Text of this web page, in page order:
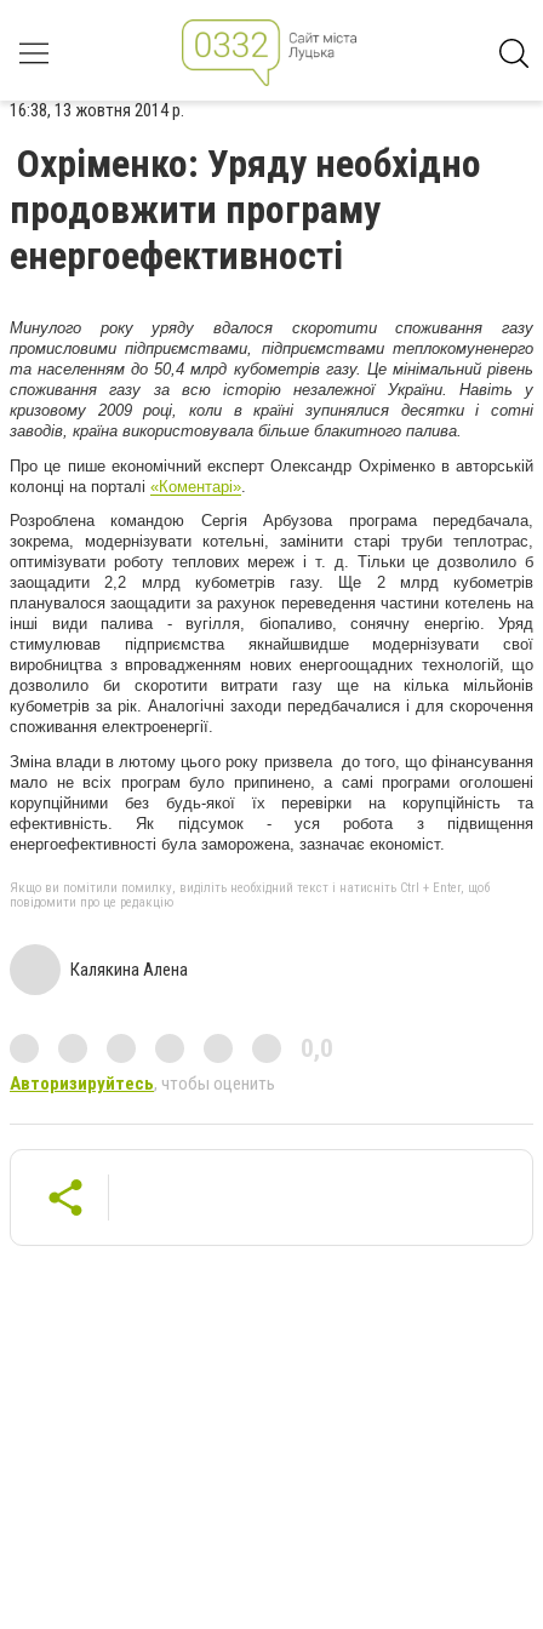
16:38, 13 жовтня 2014 р.
Охріменко: Уряду необхідно
продовжити програму
енергоефективності
Минулого року уряду вдалося скоротити споживання газу
промисловими підприємствами, підприємствами теплокомуненерго
та населенням до 50,4 млрд кубометрів газу. Це мінімальний рівень
споживання газу за всю історію незалежної України. Навіть у
кризовому 2009 році, коли в країні зупинялися десятки і сотні
заводів, країна використовувала більше блакитного палива.
Про це пише економічний експерт Олександр Охріменко в авторській
колонці на порталі «Коментарі»
Розроблена командою Сергія Арбузова програма передбачала,
зокрема, модернізувати котельні, замінити старі труби теплотрас,
оптимізувати роботу теплових мереж і т. д. Тільки це дозволило б
заощадити 2,2 млрд кубометрів газу. Ще 2 млрд кубометрів
планувалося заощадити за рахунок переведення частини котелень на
інші види палива - вугілля, біопаливо, сонячну енергію. Уряд
стимулював підприємства якнайшвидше модернізувати свої
виробництва з впровадженням нових енергоощадних технологій, що
дозволило би скоротити витрати газу ще на кілька мільйонів
кубометрів за рік. Аналогічні заходи передбачалися і для скорочення
споживання електроенергії.
Зміна влади в лютому цього року призвела до того, що фінансування
мало не всіх програм було припинено, а самі програми оголошені
корупційними без будь-якої їх перевірки на корупційність та
ефективність. Як підсумок - уся робота з підвищення
енергоефективності була заморожена, зазначає економіст.
Якщо ви помітили помилку, виділіть необхідний текст і натисніть Ctrl + Enter, щоб
повідомити про це редакцію
Калякина Алена
0,0
Авторизируйтесь, чтобы оценить